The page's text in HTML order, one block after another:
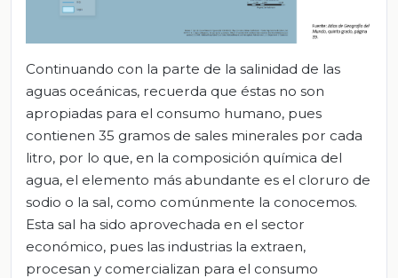
Continuando con la parte de la salinidad de las
aguas oceánicas, recuerda que éstas no son
apropiadas para el consumo humano, pues
contienen 35 gramos de sales minerales por cada
litro, por lo que, en la composición química del
agua, el elemento más abundante es el cloruro de
sodio o la sal, como comúnmente la conocemos.
Esta sal ha sido aprovechada en el sector
económico, pues las industrias la extraen,
procesan y comercializan para el consumo